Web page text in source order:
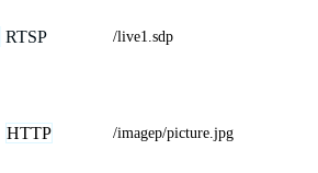
RTSP /live1.sdp
HTTP /imagep/picture.jpg